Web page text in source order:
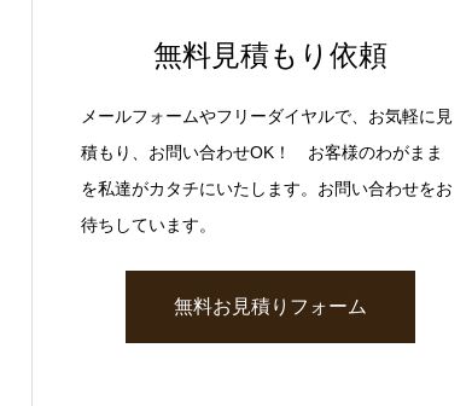
無料見積もり依頼
メールフォームやフリーダイヤルで、お気軽に見
積もり、お問い合わせOK！ お客様のわがまま
を私達がカタチにいたします。お問い合わせをお
待ちしています。
無料お見積りフォーム